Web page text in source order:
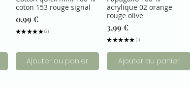
coton 153 rouge signal
Prix
0,99 €
★★ ★★ ★ 2
2
Ajouter au panier
acrylique 02 orange
rouge olive
Prix
3,99 €
★ ★★ ★★ 1
1
Ajouter au panier